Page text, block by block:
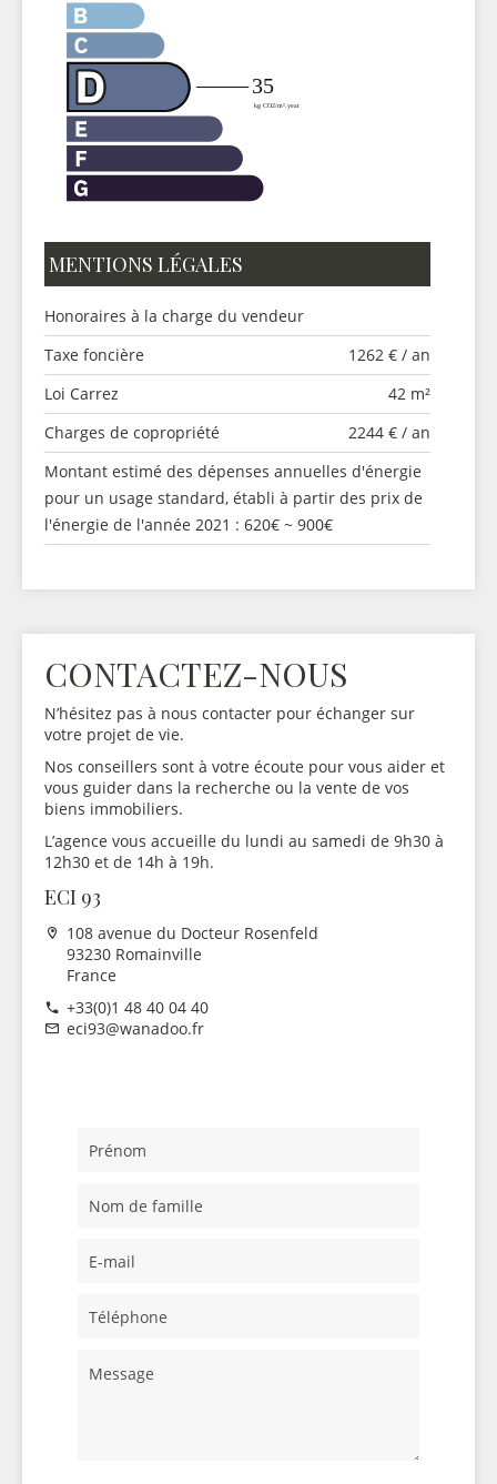
MENTIONS LÉGALES
Honoraires à la charge du vendeur
Taxe foncière
1262 € / an
Loi Carrez
42 m²
Charges de copropriété
2244 € / an
Montant estimé des dépenses annuelles d'énergie
pour un usage standard, établi à partir des prix de
l'énergie de l'année 2021 : 620€ ~ 900€
CONTACTEZ-NOUS
N’hésitez pas à nous contacter pour échanger sur
votre projet de vie.
Nos conseillers sont à votre écoute pour vous aider et
vous guider dans la recherche ou la vente de vos
biens immobiliers.
L’agence vous accueille du lundi au samedi de 9h30 à
12h30 et de 14h à 19h.
ECI 93
108 avenue du Docteur Rosenfeld
93230 Romainville
France
+33(0)1 48 40 04 40
eci93@wanadoo.fr